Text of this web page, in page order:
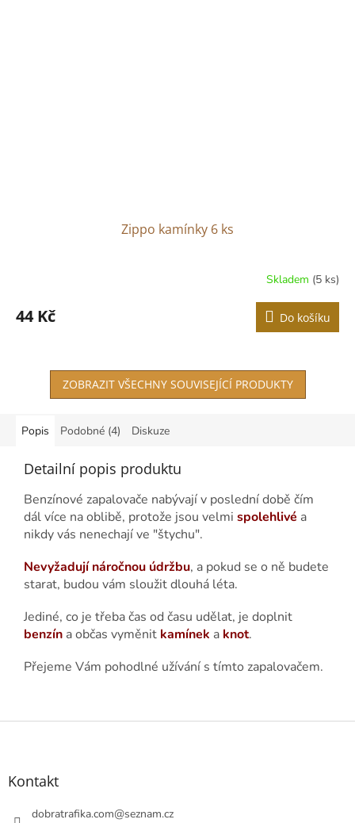
Zippo kamínky 6 ks
Skladem (5 ks)
44 Kč Do košíku
ZOBRAZIT VŠECHNY SOUVISEJÍCÍ PRODUKTY
Popis Podobné (4) Diskuze
Detailní popis produktu
Benzínové zapalovače nabývají v poslední době čím
dál více na oblibě, protože jsou velmi spolehlivé a
nikdy vás nenechají ve "štychu".
Nevyžadují náročnou údržbu, a pokud se o ně budete
starat, budou vám sloužit dlouhá léta.
Jediné, co je třeba čas od času udělat, je doplnit
benzín a občas vyměnit kamínek a knot.
Přejeme Vám pohodlné užívání s tímto zapalovačem.
Z
Kontakt
dobratrafika.com@seznam.cz